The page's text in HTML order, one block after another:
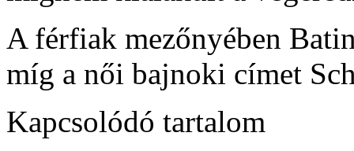
A férfiak mezőnyében
míg a női bajnoki címet
Kapcsolódó tartalom